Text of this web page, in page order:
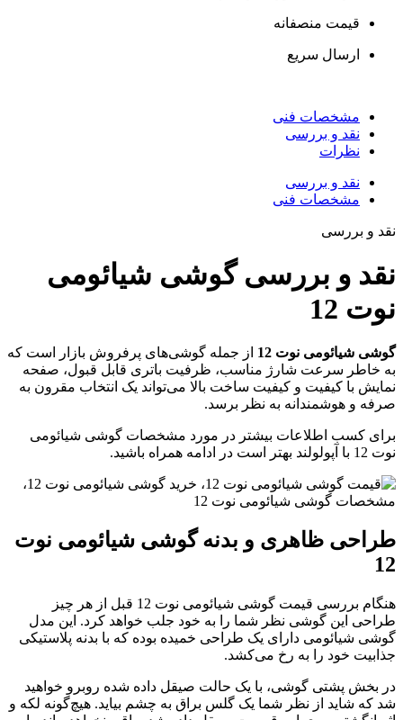
قیمت منصفانه
ارسال سریع
مشخصات فنی
نقد و بررسی
نظرات
نقد و بررسی
مشخصات فنی
و بررسی
و بررسی گوشی شیائومی
12
شیائومی نوت 12
از جمله گوشی‌های پرفروش بازار است که
خاطر سرعت شارژ مناسب، ظرفیت باتری قابل قبول، صفحه
با کیفیت و کیفیت ساخت بالا می‌تواند یک انتخاب مقرون به
و هوشمندانه به نظر برسد.
کسب اطلاعات بیشتر در مورد مشخصات گوشی شیائومی
آپولولند بهتر است در ادامه همراه باشید.
ظاهری و بدنه گوشی شیائومی نوت
هنگام بررسی قیمت گوشی شیائومی نوت 12 قبل از هر چیز
این گوشی نظر شما را به خود جلب خواهد کرد. این مدل
شیائومی دارای یک طراحی خمیده بوده که با بدنه پلاستیکی
خود را به رخ می‌کشد.
بخش پشتی گوشی، با یک حالت صیقل داده شده روبرو خواهید
که شاید از نظر شما یک گلس براق به چشم بیاید. هیچ‌گونه لکه و